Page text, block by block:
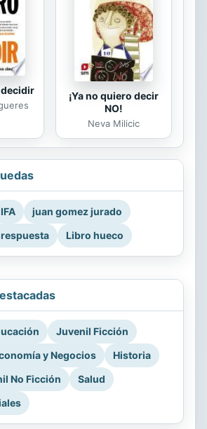
¡Ya no quiero decir
NO!
Neva Milicic
IFA
juan gomez jurado
Libro hueco
Juvenil Ficción
y Negocios
Historia
No Ficción
Salud